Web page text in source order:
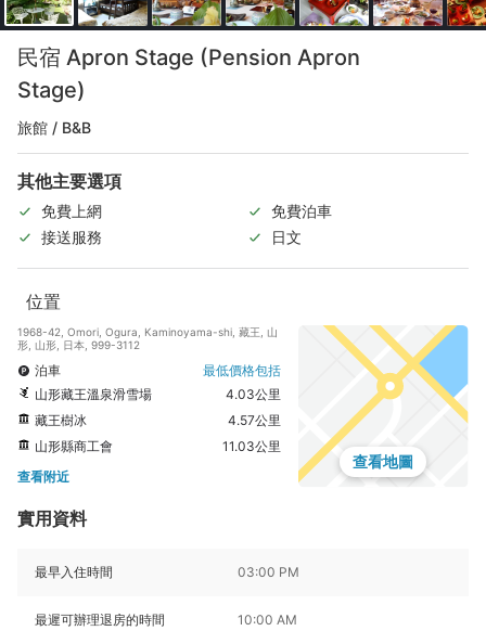
民宿 Apron Stage (Pension Apron
Stage)
旅館 / B&B
其他主要選項
免費上網
免費泊車
接送服務
日文
位置
1968-42, Omori, Ogura, Kaminoyama-shi, 藏王, 山
形, 山形, 日本, 999-3112
泊車
最低價格包括
山形藏王溫泉滑雪場
4.03公里
藏王樹冰
4.57公里
山形縣商工會
11.03公里
查看附近
查看地圖
實用資料
最早入住時間 03:00 PM
最遲可辦理退房的時間 10:00 AM